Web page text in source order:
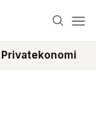
Privatekonomi